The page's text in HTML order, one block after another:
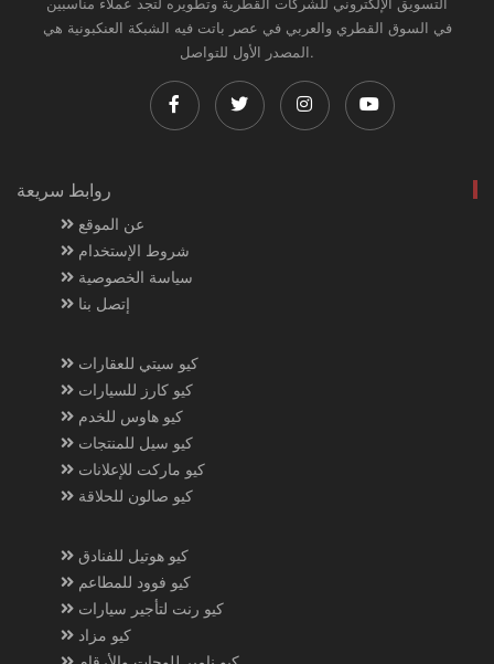
في السوق القطري والعربي في عصر باتت فيه الشبكة العنكبونية هي
المصدر الأول للتواصل.
روابط سريعة
عن الموقع
شروط الإستخدام
سياسة الخصوصية
إتصل بنا
كيو سيتي للعقارات
كيو كارز للسيارات
كيو هاوس للخدم
كيو سيل للمنتجات
كيو ماركت للإعلانات
كيو صالون للحلاقة
كيو هوتيل للفنادق
كيو فوود للمطاعم
كيو رنت لتأجير سيارات
كيو مزاد